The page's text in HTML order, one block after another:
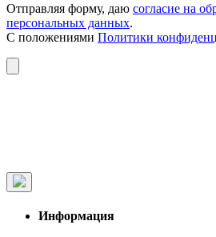
Отправляя форму, даю согласие на
персональных данных.
С положениями Политики
Информация